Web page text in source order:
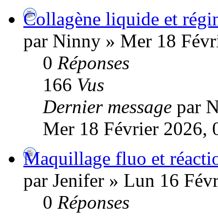
Collagène liquide et
par Ninny » Mer 18
0 Réponses
166 Vus
Dernier message par
Mer 18 Février 2026,
Maquillage fluo et
par Jenifer » Lun 16
0 Réponses